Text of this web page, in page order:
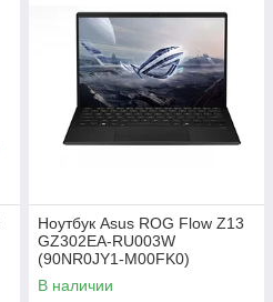
Ноутбук Asus ROG Flow Z13
GZ302EA-RU003W
(90NR0JY1-M00FK0)
В наличии